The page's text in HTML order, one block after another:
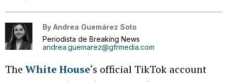
By Andrea Guemárez Soto
Periodista de Breaking News
andrea.guemarez@gfrmedia.com
The White House‘s official TikTok account